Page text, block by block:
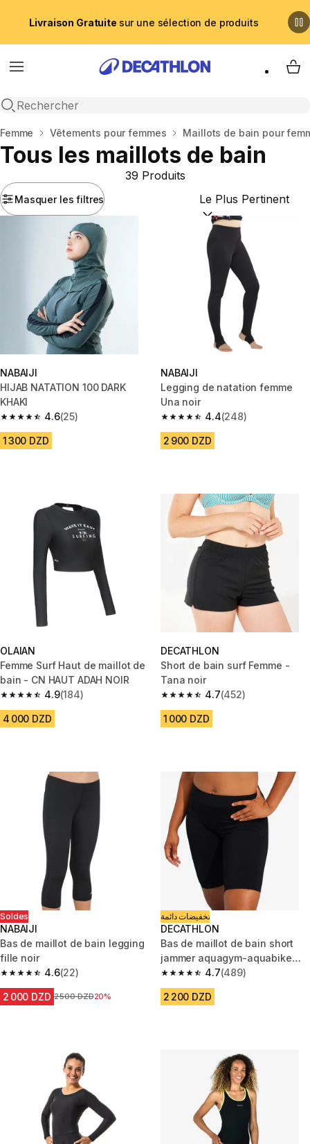
Livraison Gratuite sur une sélection de produits
Menu
Recherche ouverte
My
Accueil
Femme Vêtements pour femmes Maillots de bain pour
Tous les maillots de bain
Masquer les filtres
39 Produits
Trier par :(optional)
NABAIJI
HIJAB NATATION 100 DARK
KHAKI
4.6
4.6 out of 5 stars from 25 reviews
(25)
1 300 DZD
NABAIJI
Legging de natation femme
Una noir
4.4
4.4 out of 5 stars from 248
(248)
2 900 DZD
OLAIAN
Femme Surf Haut de maillot de
bain - CN HAUT ADAH NOIR
4.9
4.9 out of 5 stars from 184 reviews
(184)
4 000 DZD
DECATHLON
Short de bain surf Femme -
Tana noir
4.7
4.7 out of 5 stars from 452
(452)
1 000 DZD
Soldes
NABAIJI
Bas de maillot de bain legging
fille noir
4.6
4.6 out of 5 stars from 22 reviews
(22)
2 000 DZD Prix avant la réduction
2 500 DZD20%
تخفيضات دائمة
DECATHLON
Bas de maillot de bain short
jammer aquagym-aquabike
femme mila noir
4.7
4.7 out of 5 stars from 489
(489)
2 200 DZD